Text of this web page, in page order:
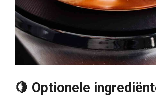
🍋 Optionele